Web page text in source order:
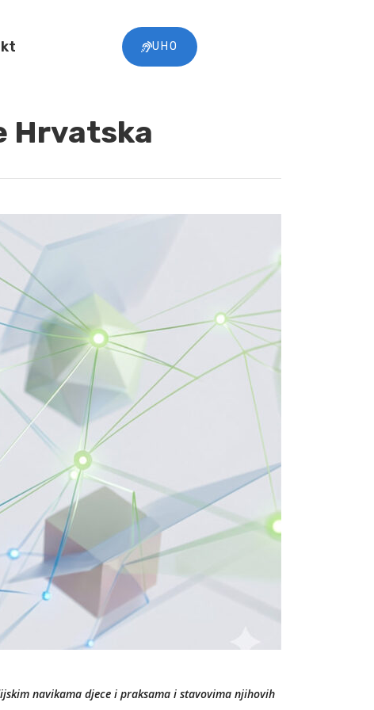
UHO
Hrvatska
navikama djece i praksama i stavovima njihovih